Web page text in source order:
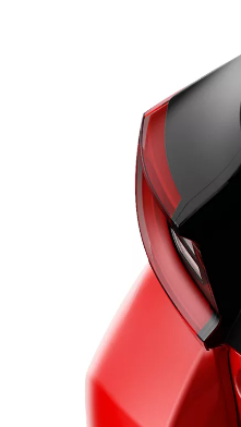
Corolla Touring Sports